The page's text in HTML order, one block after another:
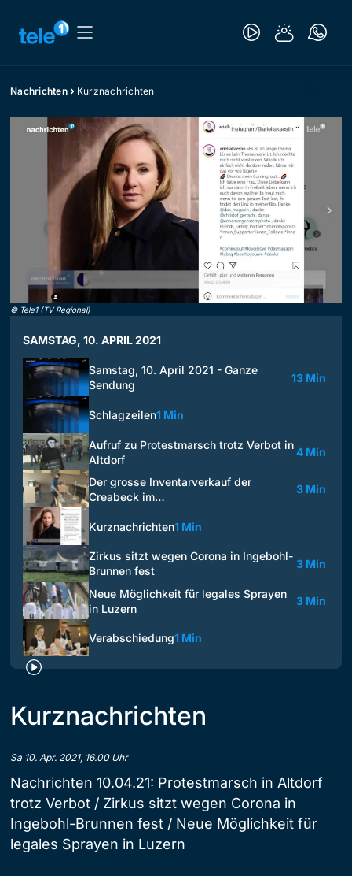
Nachrichten Kurznachrichten
© Tele1 (TV Regional)
SAMSTAG, 10. APRIL 2021
Samstag, 10. April 2021 - Ganze
Sendung
13 Min
Schlagzeilen1 Min
Aufruf zu Protestmarsch trotz Verbot in
Altdorf
4 Min
Der grosse Inventarverkauf der
Creabeck im…
3 Min
Kurznachrichten1 Min
Zirkus sitzt wegen Corona in Ingebohl-
Brunnen fest
3 Min
Neue Möglichkeit für legales Sprayen
in Luzern
3 Min
Verabschiedung1 Min
Kurznachrichten
Sa 10. Apr. 2021, 16.00 Uhr
Nachrichten 10.04.21: Protestmarsch in Altdorf
trotz Verbot / Zirkus sitzt wegen Corona in
Ingebohl-Brunnen fest / Neue Möglichkeit für
legales Sprayen in Luzern